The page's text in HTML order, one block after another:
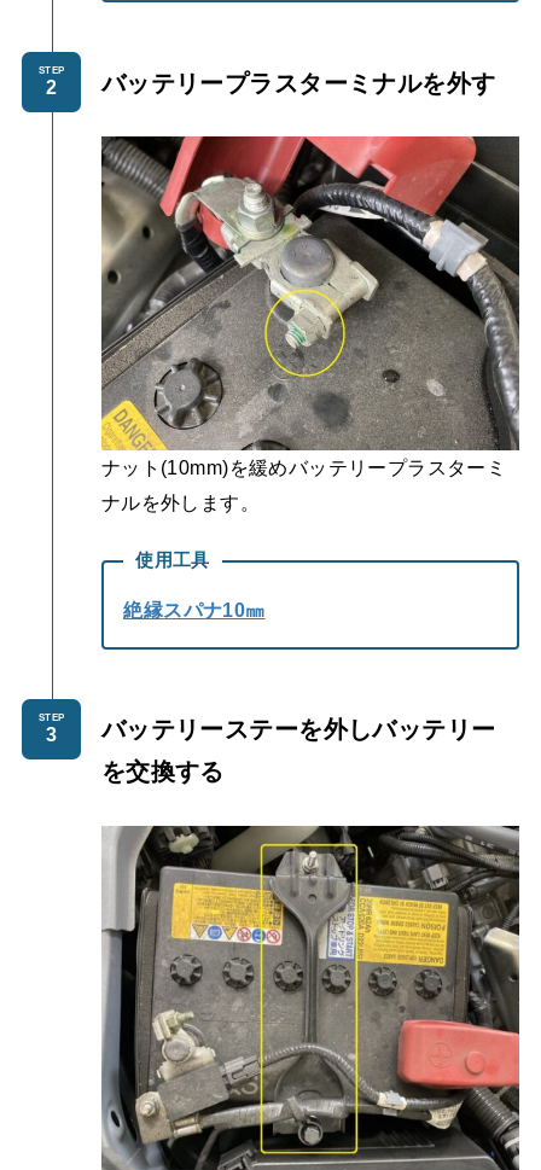
STEP バッテリープラスターミナルを外す
ナット(10mm)を緩めバッテリープラスターミ
ナルを外します。
使用工具
絶縁スパナ10㎜
STEP
バッテリーステーを外しバッテリー
を交換する